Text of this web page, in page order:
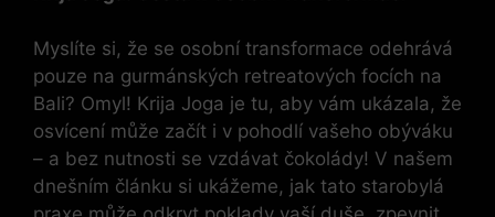
Myslíte si, že se osobní transformace odehrává
pouze na gurmánských retreatových focích na
Bali? Omyl! Krija Joga je tu, aby vám ukázala, že
osvícení může začít i v pohodlí vašeho obýváku
– a bez nutnosti se vzdávat čokolády! V našem
dnešním článku si ukážeme, jak tato starobylá